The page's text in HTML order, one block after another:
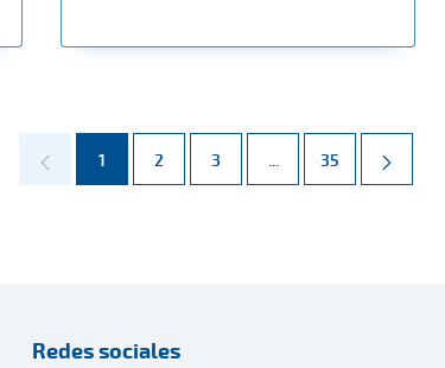
Página
1 Página
2 Página
3 ... Páginas intermedias
Página
35
Redes sociales